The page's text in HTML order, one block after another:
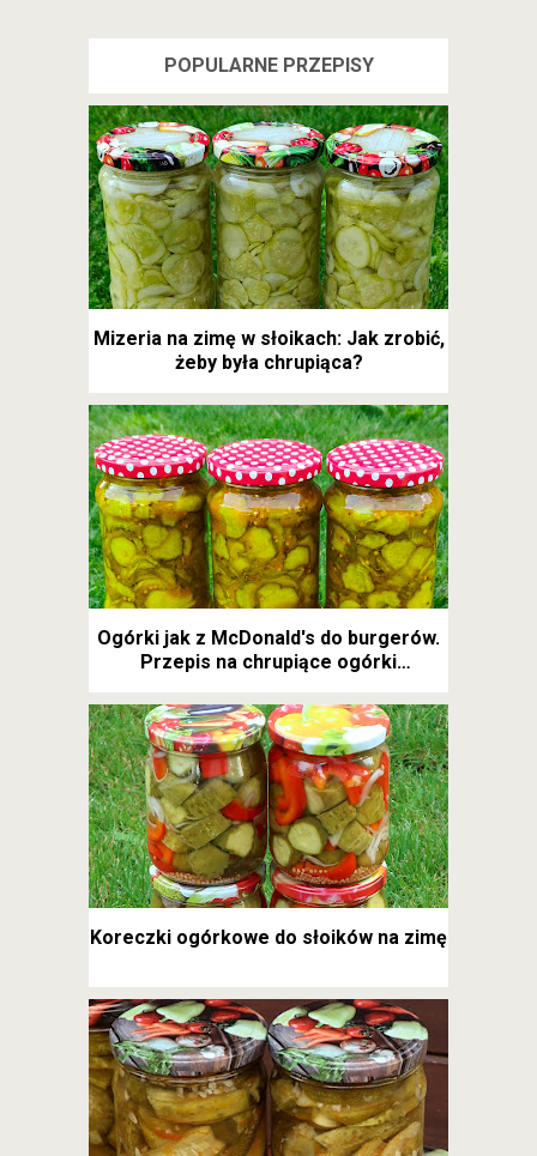
POPULARNE PRZEPISY
Mizeria na zimę w słoikach: Jak zrobić,
żeby była chrupiąca?
Ogórki jak z McDonald's do burgerów.
Przepis na chrupiące ogórki
Koreczki ogórkowe do słoików na zimę